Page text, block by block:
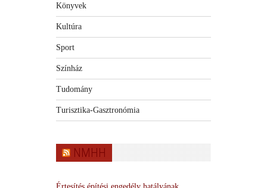
Könyvek
Kultúra
Sport
Színház
Tudomány
Turisztika-Gasztronómia
NMHH